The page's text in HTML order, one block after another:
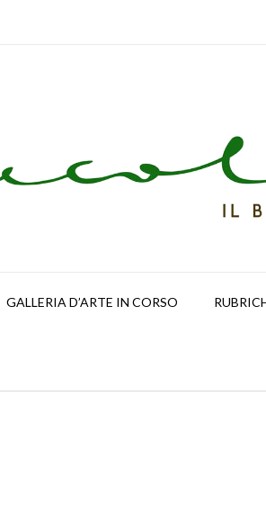
GALLERIA D’ARTE IN CORSO